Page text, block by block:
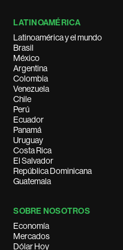
LATINOAMÉRICA
Latinoamérica y el mundo
Brasil
México
Argentina
Colombia
Venezuela
Chile
Perú
Ecuador
Panamá
Uruguay
Costa Rica
El Salvador
República Dominicana
Guatemala
SOBRE NOSOTROS
Economía
Mercados
Dólar Hoy